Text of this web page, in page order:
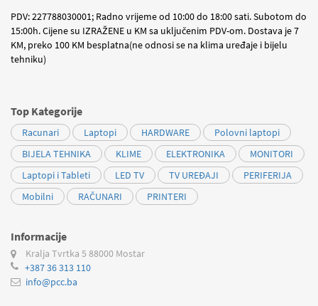
PDV: 227788030001; Radno vrijeme od 10:00 do 18:00 sati. Subotom do
15:00h. Cijene su IZRAŽENE u KM sa uključenim PDV-om. Dostava je 7
KM, preko 100 KM besplatna(ne odnosi se na klima uređaje i bijelu
tehniku)
Top Kategorije
Racunari Laptopi HARDWARE
Polovni laptopi
BIJELA TEHNIKA
KLIME ELEKTRONIKA
MONITORI
Laptopi i Tableti
LED TV TV UREĐAJI
PERIFERIJA
Mobilni
RAČUNARI PRINTERI
Informacije
Kralja Tvrtka 5 88000 Mostar
+387 36 313 110
info@pcc.ba